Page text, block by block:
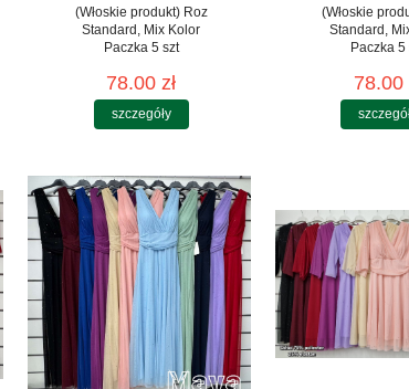
(Włoskie produkt) Roz
Standard, Mix Kolor
Paczka 5 szt
78.00 zł
szczegóły
(Włoskie
Standard,
Paczka 5
78.00